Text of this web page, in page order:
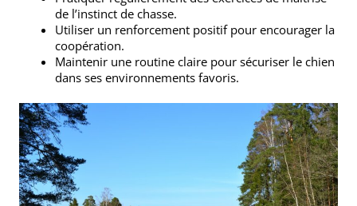
de l’instinct de chasse.
Utiliser un renforcement positif pour encourager la
coopération.
Maintenir une routine claire pour sécuriser le chien
dans ses environnements favoris.